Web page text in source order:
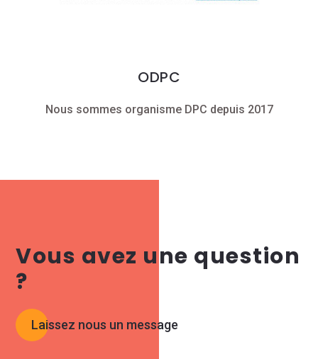
ODPC
Nous sommes organisme DPC depuis 2017
Vous avez une question
?
Laissez nous un message